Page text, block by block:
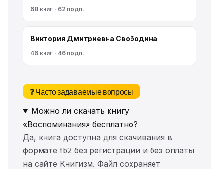
68 книг · 62 подп.
Виктория Дмитриевна Свободина
46 книг · 46 подп.
❓ Часто задаваемые вопросы
Можно ли скачать книгу
«Воспоминания» бесплатно?
Да, книга доступна для скачивания в
формате fb2 без регистрации и без оплаты
на сайте Книгизм. Файл сохраняет